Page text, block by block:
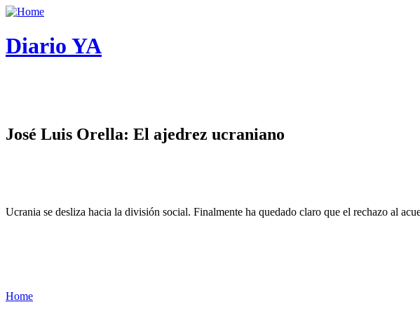
Diario YA
José Luis Orella: El ajedrez ucraniano
Ucrania se desliza hacia la división social. Finalmente ha quedado claro que el rechazo al
Home